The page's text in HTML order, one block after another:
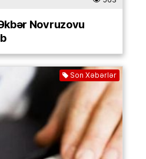
Novruzovu
Son Xəbərlər